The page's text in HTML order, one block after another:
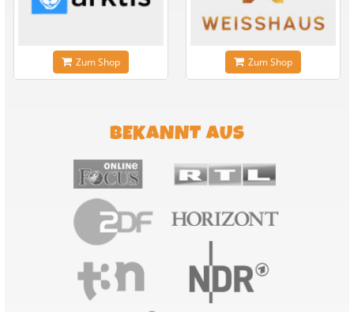
Zum Shop Zum Shop
BEKANNT AUS